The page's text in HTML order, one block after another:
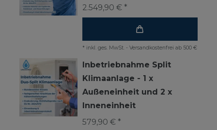
2.549,90 € *
* inkl. ges. MwSt. - Versandkostenfrei ab 500 €
Inbetriebnahme Split
Klimaanlage - 1 x
Außeneinheit und 2 x
Inneneinheit
579,90 € *